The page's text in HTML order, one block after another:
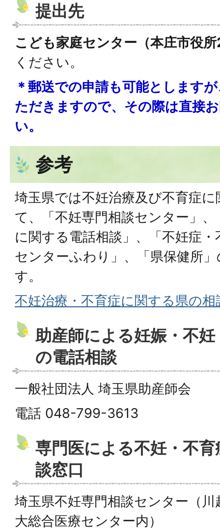
提出先
こども家庭センター（本庄市役
ください。
＊郵送での申請も可能とします
ただきますので、その際は直接
い。
参考
埼玉県では不妊治療及び不育症
て、「不妊専門相談センター」
に関する電話相談」、「不妊症
センターふわり」、「県保健所
す。
不妊治療・不育症に関する県の相
助産師による妊娠・不
の電話相談
一般社団法人 埼玉県助産師会
電話 048-799-3613
専門医による不妊・不
談窓口
埼玉県不妊専門相談センター（
大総合医療センター内）